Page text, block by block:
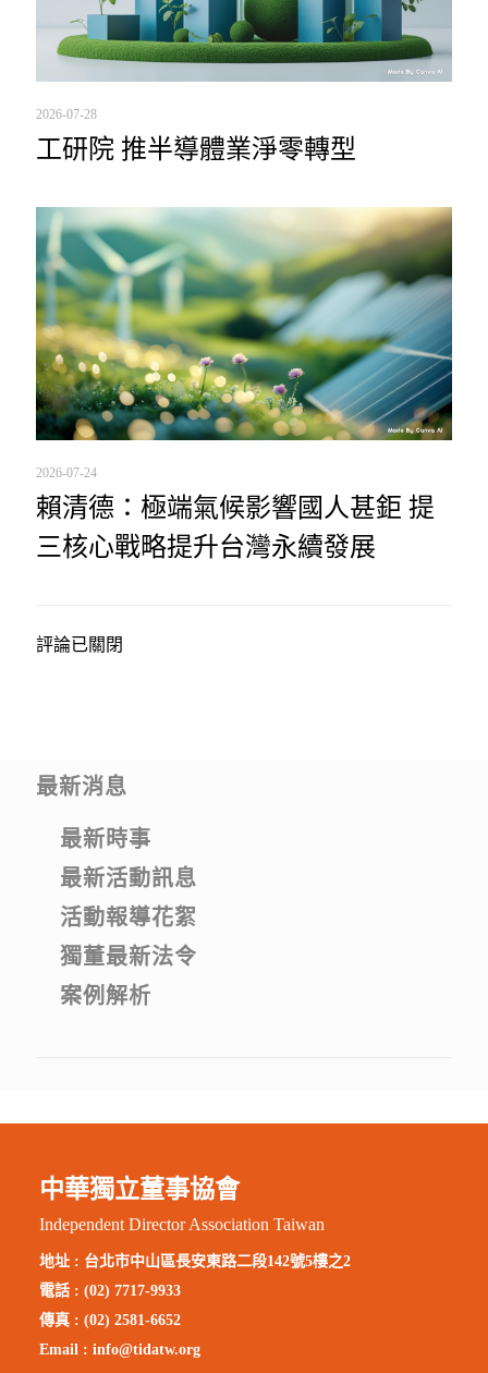
2026-07-28
工研院 推半導體業淨零轉型
2026-07-24
賴清德：極端氣候影響國人甚鉅 提
三核心戰略提升台灣永續發展
評論已關閉
最新消息
最新時事
最新活動訊息
活動報導花絮
獨董最新法令
案例解析
中華獨立董事協會
Independent Director Association Taiwan
地址 : 台北市中山區長安東路二段142號5樓之2
電話 : (02) 7717-9933
傳真 : (02) 2581-6652
Email :info@tidatw.org